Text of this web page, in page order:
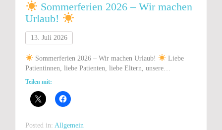
Sommerferien 2026 – Wir machen
Urlaub!
13. Juli 2026
Sommerferien 2026 – Wir machen Urlaub!
Liebe
Patientinnen, liebe Patienten, liebe Eltern, unsere…
Teilen mit:
Posted in: Allgemein